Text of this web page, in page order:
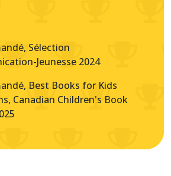
Sélection
Jeunesse 2024
Best Books for Kids
Canadian Children's Book